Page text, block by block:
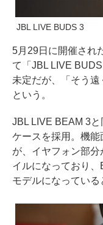
JBL LIVE BUDS 3
5月29日に開催され
て「JBL LIVE
未定だが、「そう
という。
JBL LIVE BEAM 3
ケースを採用。機
が、イヤフォン部
イルになっており
モデルになっている